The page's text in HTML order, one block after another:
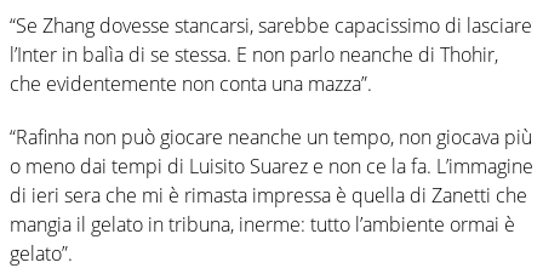
“Se Zhang dovesse stancarsi, sarebbe capacissimo di lasciare
l’Inter in balìa di se stessa. E non parlo neanche di Thohir,
che evidentemente non conta una mazza”.
“Rafinha non può giocare neanche un tempo, non giocava più
o meno dai tempi di Luisito Suarez e non ce la fa. L’immagine
di ieri sera che mi è rimasta impressa è quella di Zanetti che
mangia il gelato in tribuna, inerme: tutto l’ambiente ormai è
gelato”.